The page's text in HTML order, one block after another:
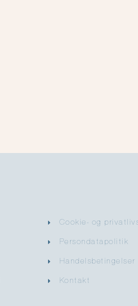
Cookie- og
Persondatapolitik
Handelsbetingelser
Kontakt